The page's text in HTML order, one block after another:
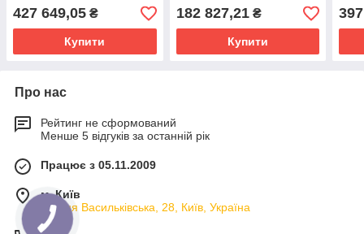
427 649,05 ₴
Купити
182 827,21₴
Купити
Про нас
Рейтинг не сформований
Менше 5 відгуків за останній рік
Працює з 05.11.2009
м. Київ
вулиця Васильківська, 28, Київ, Україна